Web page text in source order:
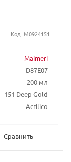
Maimeri
D87E07
200 мл
151 Deep Gold
Acrilico
Сравнить
Код: M0924151